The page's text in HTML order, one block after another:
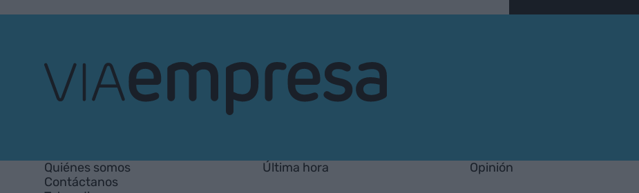
Quiénes somos
Contáctanos
Última hora Opinión